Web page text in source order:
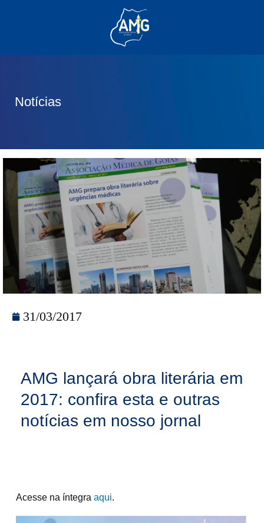
Notícias
31/03/2017
AMG lançará obra literária em
2017: confira esta e outras
notícias em nosso jornal
Acesse na íntegra aqui.